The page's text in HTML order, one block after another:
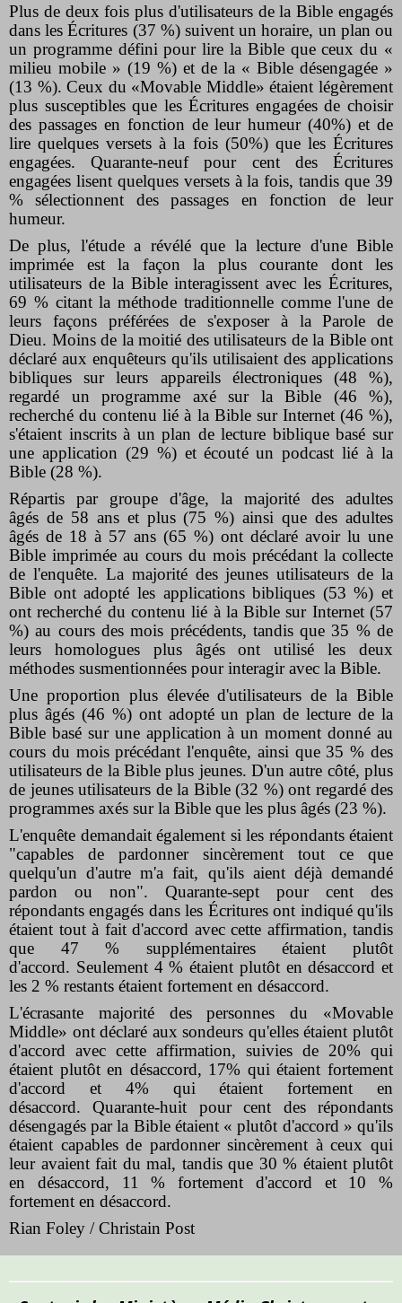
Plus de deux fois plus d'utilisateurs de la Bible engagés
dans les Écritures (37 %) suivent un horaire, un plan ou
un programme défini pour lire la Bible que ceux du «
milieu mobile » (19 %) et de la « Bible désengagée »
(13 %). Ceux du «Movable Middle» étaient légèrement
plus susceptibles que les Écritures engagées de choisir
des passages en fonction de leur humeur (40%) et de
lire quelques versets à la fois (50%) que les Écritures
engagées. Quarante-neuf pour cent des Écritures
engagées lisent quelques versets à la fois, tandis que 39
% sélectionnent des passages en fonction de leur
humeur.
De plus, l'étude a révélé que la lecture d'une Bible
imprimée est la façon la plus courante dont les
utilisateurs de la Bible interagissent avec les Écritures,
69 % citant la méthode traditionnelle comme l'une de
leurs façons préférées de s'exposer à la Parole de
Dieu. Moins de la moitié des utilisateurs de la Bible ont
déclaré aux enquêteurs qu'ils utilisaient des applications
bibliques sur leurs appareils électroniques (48 %),
regardé un programme axé sur la Bible (46 %),
recherché du contenu lié à la Bible sur Internet (46 %),
s'étaient inscrits à un plan de lecture biblique basé sur
une application (29 %) et écouté un podcast lié à la
Bible (28 %).
Répartis par groupe d'âge, la majorité des adultes
âgés de 58 ans et plus (75 %) ainsi que des adultes
âgés de 18 à 57 ans (65 %) ont déclaré avoir lu une
Bible imprimée au cours du mois précédant la collecte
de l'enquête. La majorité des jeunes utilisateurs de la
Bible ont adopté les applications bibliques (53 %) et
ont recherché du contenu lié à la Bible sur Internet (57
%) au cours des mois précédents, tandis que 35 % de
leurs homologues plus âgés ont utilisé les deux
méthodes susmentionnées pour interagir avec la Bible.
Une proportion plus élevée d'utilisateurs de la Bible
plus âgés (46 %) ont adopté un plan de lecture de la
Bible basé sur une application à un moment donné au
cours du mois précédant l'enquête, ainsi que 35 % des
utilisateurs de la Bible plus jeunes. D'un autre côté, plus
de jeunes utilisateurs de la Bible (32 %) ont regardé des
programmes axés sur la Bible que les plus âgés (23 %).
L'enquête demandait également si les répondants étaient
"capables de pardonner sincèrement tout ce que
quelqu'un d'autre m'a fait, qu'ils aient déjà demandé
pardon ou non". Quarante-sept pour cent des
répondants engagés dans les Écritures ont indiqué qu'ils
étaient tout à fait d'accord avec cette affirmation, tandis
que 47 % supplémentaires étaient plutôt
d'accord. Seulement 4 % étaient plutôt en désaccord et
les 2 % restants étaient fortement en désaccord.
L'écrasante majorité des personnes du «Movable
Middle» ont déclaré aux sondeurs qu'elles étaient plutôt
d'accord avec cette affirmation, suivies de 20% qui
étaient plutôt en désaccord, 17% qui étaient fortement
d'accord et 4% qui étaient fortement en
désaccord. Quarante-huit pour cent des répondants
désengagés par la Bible étaient « plutôt d'accord » qu'ils
étaient capables de pardonner sincèrement à ceux qui
leur avaient fait du mal, tandis que 30 % étaient plutôt
en désaccord, 11 % fortement d'accord et 10 %
fortement en désaccord.
Rian Foley / Christain Post